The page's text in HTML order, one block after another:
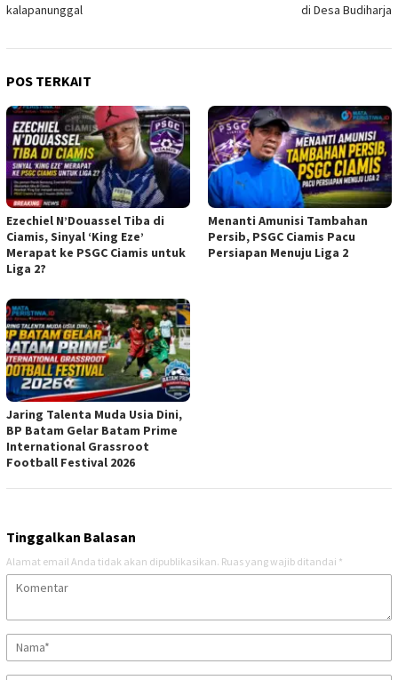
kalapanunggal
di Desa Budiharja
POS TERKAIT
Ezechiel N’Douassel Tiba di
Ciamis, Sinyal ‘King Eze’
Merapat ke PSGC Ciamis untuk
Liga 2?
Menanti Amunisi Tambahan
Persib, PSGC Ciamis Pacu
Persiapan Menuju Liga 2
Jaring Talenta Muda Usia Dini,
BP Batam Gelar Batam Prime
International Grassroot
Football Festival 2026
Tinggalkan Balasan
Alamat email Anda tidak akan dipublikasikan. Ruas yang wajib ditandai *